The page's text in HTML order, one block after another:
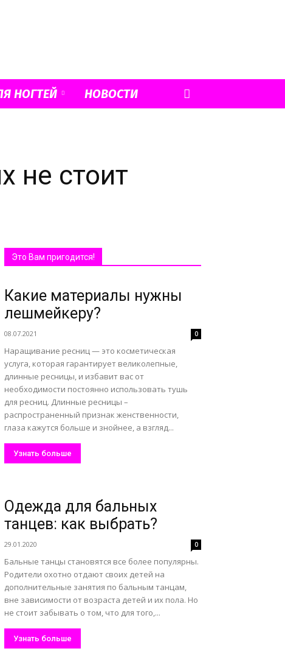
НОГТЕЙ НОВОСТИ
не стоит
Это Вам пригодится!
Какие материалы нужны
лешмейкеру?
08.07.2021 0
Наращивание ресниц — это косметическая
услуга, которая гарантирует великолепные,
длинные ресницы, и избавит вас от
необходимости постоянно использовать тушь
для ресниц. Длинные ресницы –
распространенный признак женственности,
глаза кажутся больше и знойнее, а взгляд...
Узнать больше
Одежда для бальных
танцев: как выбрать?
29.01.2020 0
Бальные танцы становятся все более популярны.
Родители охотно отдают своих детей на
дополнительные занятия по бальным танцам,
вне зависимости от возраста детей и их пола. Но
не стоит забывать о том, что для того,...
Узнать больше